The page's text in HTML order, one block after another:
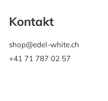
Kontakt
shop@edel-white.ch
+41 71 787 02 57